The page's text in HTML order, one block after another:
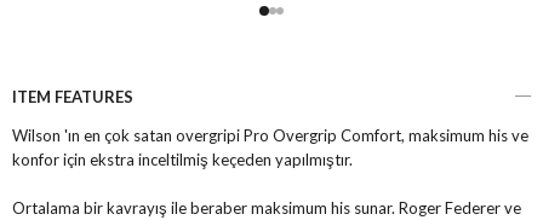
ITEM FEATURES
Wilson 'ın en çok satan overgripi Pro Overgrip Comfort, maksimum his ve
konfor için ekstra inceltilmiş keçeden yapılmıştır.
Ortalama bir kavrayış ile beraber maksimum his sunar. Roger Federer ve